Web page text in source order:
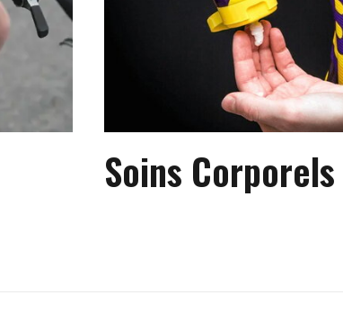
Soins Corporels